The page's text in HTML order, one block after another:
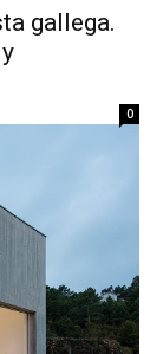
gallega.
0